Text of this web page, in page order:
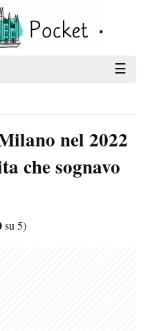
☰
nel 2022
che sognavo
su 5)